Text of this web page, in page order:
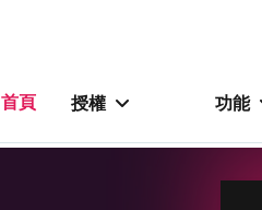
首頁 授權 功能